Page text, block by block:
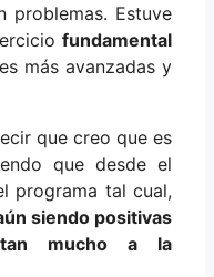
problemas. Estuve
fundamental
más avanzadas y
que creo que es
que desde el
programa tal cual,
siendo positivas
mucho a la